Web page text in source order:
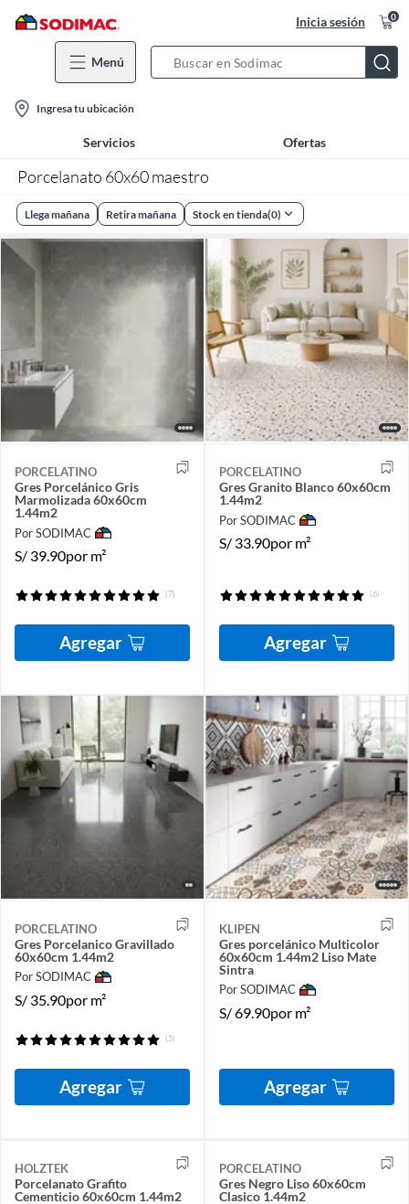
Inicia sesión 0
Menú
Bar
location-
icon
Ingresa tu ubicación
Servicios Ofertas
Porcelanato 60x60 maestro
Llega mañana Retira mañana Stock en tienda(0)
PORCELATINO
Gres Porcelánico Gris
Marmolizada 60x60cm
1.44m2
Por SODIMAC
S/ 39.90por m²
(7)
Agregar
PORCELATINO
Gres Granito Blanco 60x60cm
1.44m2
Por SODIMAC
S/ 33.90por m²
(6)
Agregar
PORCELATINO
Gres Porcelanico Gravillado
60x60cm 1.44m2
Por SODIMAC
S/ 35.90por m²
(5)
Agregar
KLIPEN
Gres porcelánico Multicolor
60x60cm 1.44m2 Liso Mate
Sintra
Por SODIMAC
S/69.90por m²
Agregar
HOLZTEK
Porcelanato Grafito
Cementicio 60x60cm 1.44m2
PORCELATINO
Gres Negro Liso 60x60cm
Clasico 1.44m2